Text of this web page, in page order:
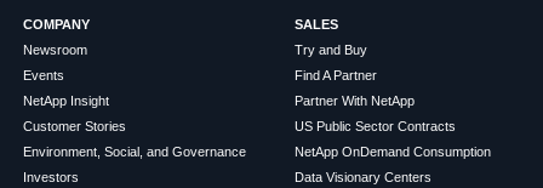
COMPANY
Newsroom
Events
NetApp Insight
Customer Stories
Environment, Social, and Governance
Investors
SALES
Try and Buy
Find A Partner
Partner With NetApp
US Public Sector Contracts
NetApp OnDemand Consumption
Data Visionary Centers